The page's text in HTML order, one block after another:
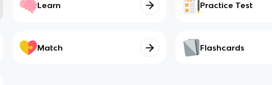
Learn Practice Test
Match Flashcards